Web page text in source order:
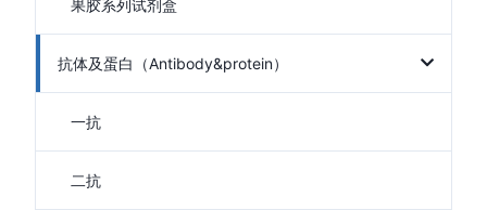
果胶系列试剂盒
抗体及蛋白（Antibody&protein）
一抗
二抗